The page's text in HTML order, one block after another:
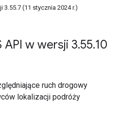
3.55.7 (11 stycznia 2024 r.)
API w wersji 3.55.10
ruch drogowy
lokalizacji podróży